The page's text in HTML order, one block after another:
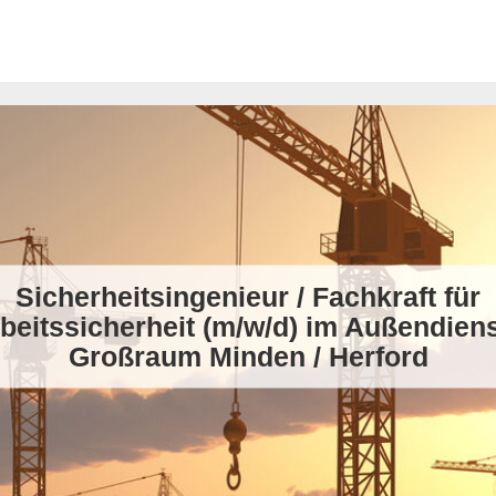
Sicherheitsingenieur / Fachkraft für
(m/w/d) im
Großraum Minden / Herford